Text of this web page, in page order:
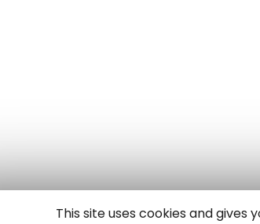
This site uses cookies and